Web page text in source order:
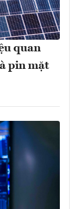
quan
pin mặt